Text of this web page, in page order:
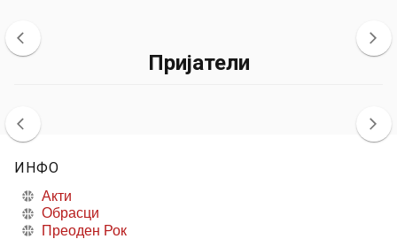
Пријатели
ИНФО
Акти
Обрасци
Преоден Рок